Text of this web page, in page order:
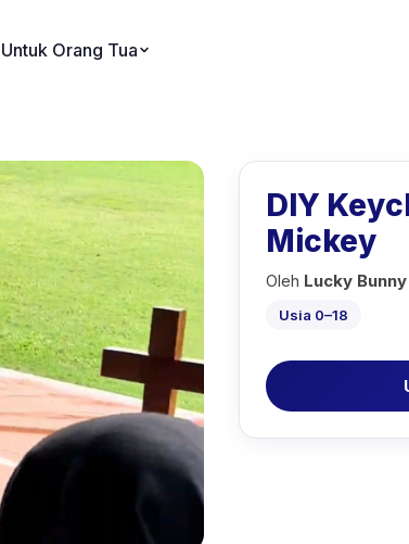
Untuk Orang Tua
DIY
Mickey
Oleh Lucky
Usia 0–18